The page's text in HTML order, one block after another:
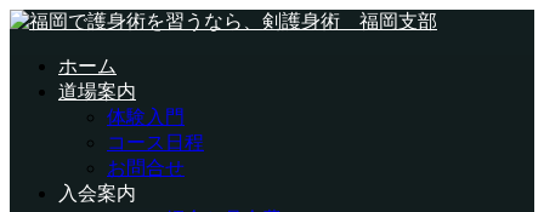
ホーム
道場案内
体験入門
コース日程
お問合せ
入会案内